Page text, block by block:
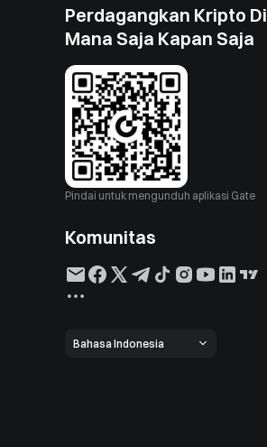
Perdagangkan Kripto Di
Mana Saja Kapan Saja
Pindai untuk mengunduh aplikasi Gate
Komunitas
Bahasa Indonesia